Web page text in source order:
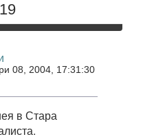
08, 2004, 17:31:30
в Стара